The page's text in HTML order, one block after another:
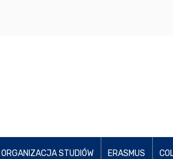
ORGANIZACJA STUDIÓW ERASMUS